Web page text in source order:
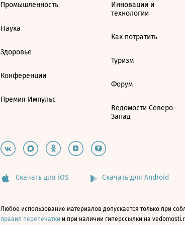
Промышленность
Наука
Здоровье
Конференции
Премия Импульс
Инновации и
технологии
Как потратить
Туризм
Форум
Ведомости Северо-
Запад
Скачать для iOS Скачать для Android
Любое использование материалов допускается только при
правил перепечатки и при наличии гиперссылки на